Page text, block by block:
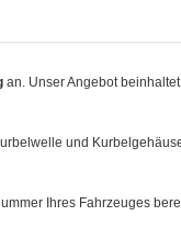
an. Unser Angebot
und
Ihres Fahrzeuges